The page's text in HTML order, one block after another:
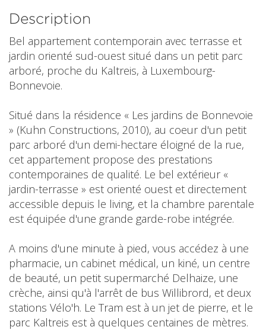
Description
Bel appartement contemporain avec terrasse et
jardin orienté sud-ouest situé dans un petit parc
arboré, proche du Kaltreis, à Luxembourg-
Bonnevoie.
Situé dans la résidence « Les jardins de Bonnevoie
» (Kuhn Constructions, 2010), au coeur d'un petit
parc arboré d'un demi-hectare éloigné de la rue,
cet appartement propose des prestations
contemporaines de qualité. Le bel extérieur «
jardin-terrasse » est orienté ouest et directement
accessible depuis le living, et la chambre parentale
est équipée d'une grande garde-robe intégrée.
A moins d'une minute à pied, vous accédez à une
pharmacie, un cabinet médical, un kiné, un centre
de beauté, un petit supermarché Delhaize, une
crèche, ainsi qu'à l'arrêt de bus Willibrord, et deux
stations Vélo'h. Le Tram est à un jet de pierre, et le
parc Kaltreis est à quelques centaines de mètres.